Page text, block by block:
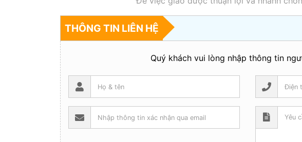
THÔNG TIN LIÊN HỆ
Quý khách vui lòng nhập thông tin